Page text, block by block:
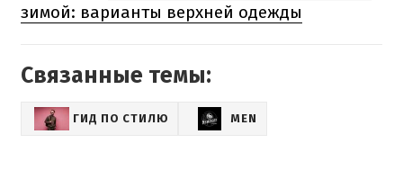
зимой: варианты верхней одежды
Связанные темы:
ГИД ПО СТИЛЮ MEN